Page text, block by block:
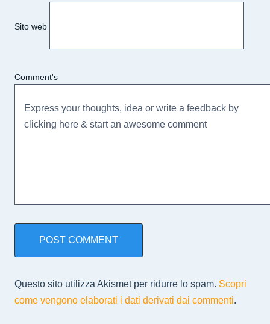
Sito web
Comment's
Questo sito utilizza Akismet per ridurre lo spam. Scopri
come vengono elaborati i dati derivati dai commenti.